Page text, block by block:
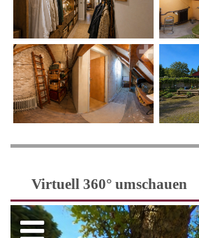
Virtuell 360° umschauen